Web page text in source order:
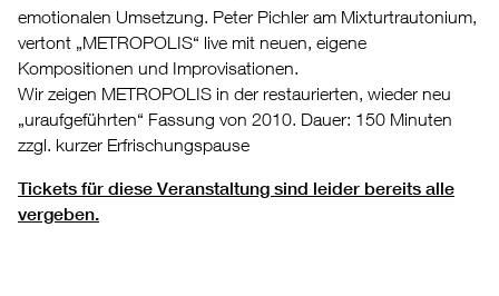
emotionalen Umsetzung. Peter Pichler am Mixturtrautonium,
vertont „METROPOLIS“ live mit neuen, eigene
Kompositionen und Improvisationen.
Wir zeigen METROPOLIS in der restaurierten, wieder neu
„uraufgeführten“ Fassung von 2010. Dauer: 150 Minuten
zzgl. kurzer Erfrischungspause
Tickets für diese Veranstaltung sind leider bereits alle
vergeben.